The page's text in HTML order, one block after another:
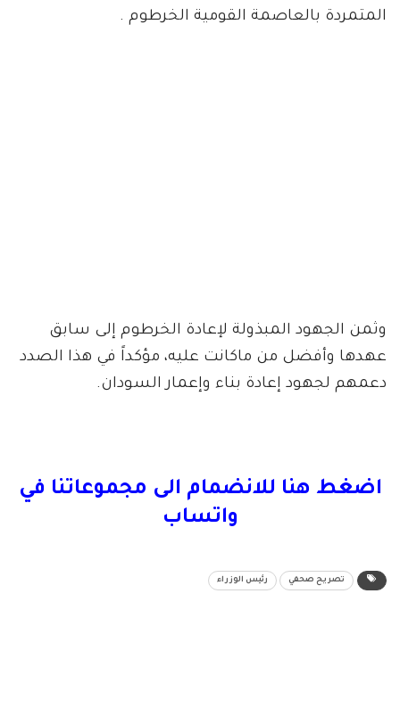
المتمردة بالعاصمة القومية الخرطوم .
وثمن الجهود المبذولة لإعادة الخرطوم إلى سابق
عهدها وأفضل من ماكانت عليه، مؤكداً في هذا الصدد
دعمهم لجهود إعادة بناء وإعمار السودان.
اضغط هنا للانضمام الى مجموعاتنا في
واتساب
تصريح صحفي رئيس الوزراء